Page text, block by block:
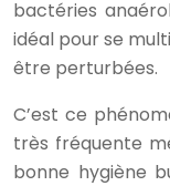
bactéries
idéal pour se
être perturbées.
C’est ce
très fréquente
bonne hygiène